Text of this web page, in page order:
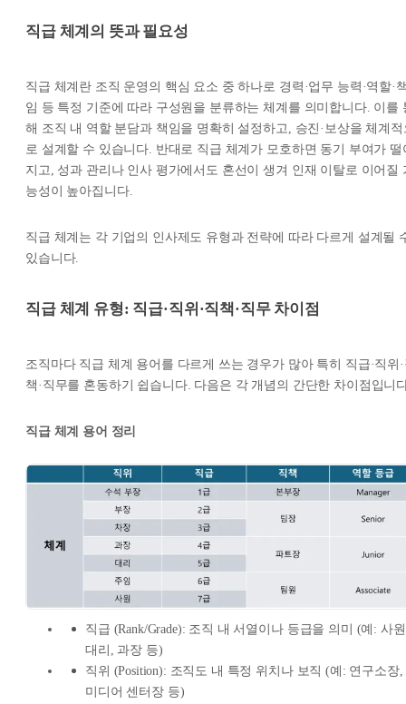
직급 체계의 뜻과 필요성
직급 체계란 조직 운영의 핵심 요소 중 하나로 경력·업무 능력·역할·
임 등 특정 기준에 따라 구성원을 분류하는 체계를 의미합니다. 이를
해 조직 내 역할 분담과 책임을 명확히 설정하고, 승진·보상을 체계적
로 설계할 수 있습니다. 반대로 직급 체계가 모호하면 동기 부여가 떨
지고, 성과 관리나 인사 평가에서도 혼선이 생겨 인재 이탈로 이어질
능성이 높아집니다.
직급 체계는 각 기업의 인사제도 유형과 전략에 따라 다르게 설계될
있습니다.
직급 체계 유형: 직급·직위·직책·직무 차이점
조직마다 직급 체계 용어를 다르게 쓰는 경우가 많아 특히 직급·직위
책·직무를 혼동하기 쉽습니다. 다음은 각 개념의 간단한 차이점입니
직급 체계 용어 정리
직급 (Rank/Grade): 조직 내 서열이나 등급을 의미 (예: 사
대리, 과장 등)
직위 (Position): 조직도 내 특정 위치나 보직 (예: 연구소장,
미디어 센터장 등)